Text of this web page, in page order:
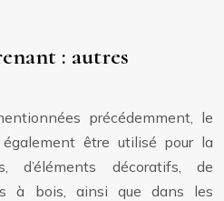
: autres
précédemment, le
être utilisé pour la
d’éléments décoratifs, de
à bois, ainsi que dans les